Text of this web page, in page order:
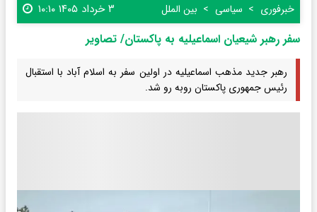
خبرفوری سیاسی بین الملل ۳ خرداد ۱۴۰۵ ۱۰:۱۰
سفر رهبر شیعیان اسماعیلیه به پاکستان/ تصاویر
رهبر جدید مذهب اسماعیلیه در اولین سفر به اسلام آباد با استقبال
رئیس جمهوری پاکستان روبه رو شد.